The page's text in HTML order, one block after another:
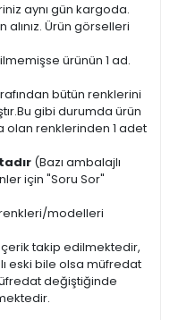
aynı gün kargoda.
Ürün görselleri
ürünün 1 ad.
bütün renklerini
gibi durumda ürün
olan renklerinden 1 adet
(Bazı ambalajlı
için "Soru Sor"
modelleri
takip edilmektedir,
eski bile olsa müfredat
değiştiğinde